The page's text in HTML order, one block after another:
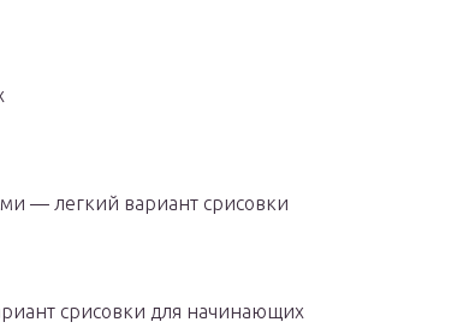
— легкий вариант срисовки
срисовки для начинающих